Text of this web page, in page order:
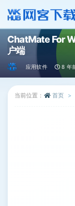
ChatMate For
户端
应用软件 8 年
当前位置： 首页
全部